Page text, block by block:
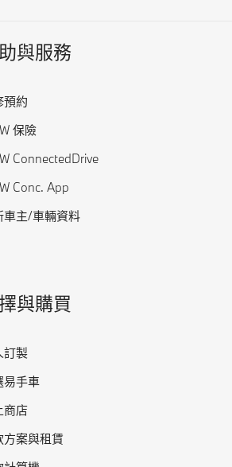
與服務
預約
保險
ConnectedDrive
Conc. App
車主/車輛資料
與購買
訂製
易手車
商店
方案與租賃